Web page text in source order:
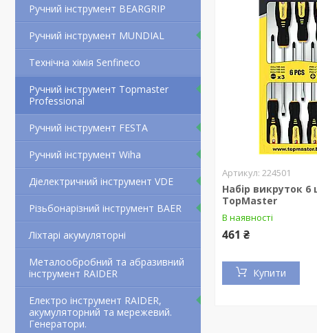
Ручний інструмент BEARGRIP
Ручний інструмент MUNDIAL
Технічна хімія Senfineco
Ручний інструмент Topmaster
Professional
Ручний інструмент FESTA
Ручний інструмент Wiha
Діелектричний інструмент VDE
Різьбонарізний інструмент BAER
Ліхтарі акумуляторні
Металообробний та абразивний
інструмент RAIDER
Електро інструмент RAIDER,
акумуляторний та мережевий.
Генератори.
224501
Набір викруток 6
TopMaster
В наявності
461 ₴
Купити